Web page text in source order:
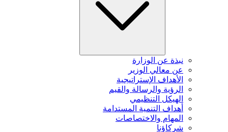
نبذة عن الوزارة
عن معالي الوزير
الأهداف الإستراتيجية
الرؤية والرسالة والقيم
الهيكل التنظيمي
أهداف التنمية المستدامة
المهام والاختصاصات
شركاؤنا